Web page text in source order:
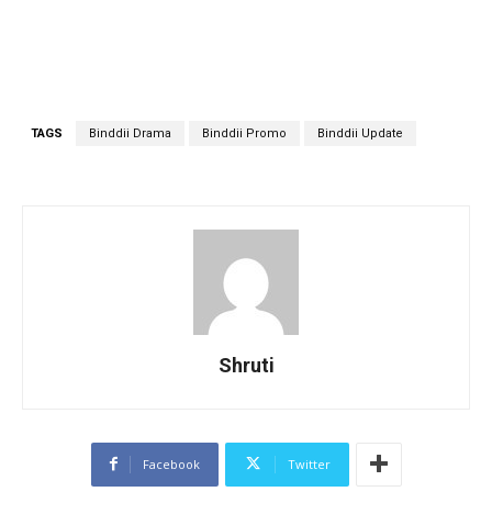
TAGS Binddii Drama Binddii Promo Binddii Update
Shruti
Facebook Twitter